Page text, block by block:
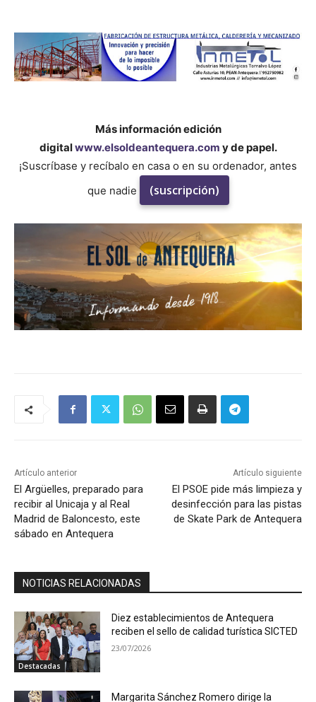
Más información edición
digitalwww.elsoldeantequera.com y de papel.
¡Suscríbase y recíbalo en casa o en su ordenador, antes
que nadie
(suscripción)
Artículo anterior
El Argüelles, preparado para
recibir al Unicaja y al Real
Madrid de Baloncesto, este
sábado en Antequera
Artículo siguiente
El PSOE pide más limpieza y
desinfección para las pistas
de Skate Park de Antequera
NOTICIAS RELACIONADAS
Destacadas
Diez establecimientos de Antequera
reciben el sello de calidad turística SICTED
23/07/2026
Margarita Sánchez Romero dirige la